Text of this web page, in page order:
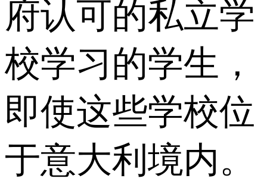
府认可的私立学
校学习的学生，
即使这些学校位
于意大利境内。